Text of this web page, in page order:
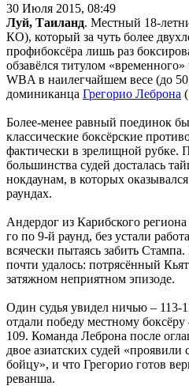
30 Июля 2015, 08:49
Луй, Таиланд. Местный 18-
КО), который за чуть более
профибоксёра лишь раз
обзавёлся титулом
WBA в наилегчайшем весе (до
доминиканца Грегорио Леброна
Более-менее равный поединок
классические боксёрские
фактически в зрелищной рубке.
большинства судей досталась
нокдаунам, в которых
раундах.
Андердог из Карибского
го по 9-й раунд, без устали
всячески пытаясь забить
почти удалось: потрясённый
затяжном неприятном эпизоде.
Один судья увидел ничью – 113-
отдали победу местному
109. Команда Леброна после
двое азиатских судей
бойцу», и что Грегорио готов
реванша.